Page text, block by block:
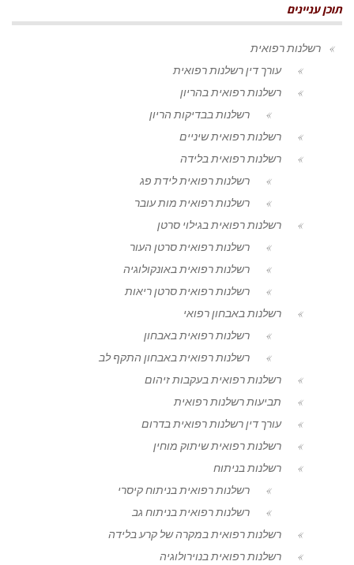
תוכן עניינים
רשלנות רפואית
עורך דין רשלנות רפואית
רשלנות רפואית בהריון
רשלנות בבדיקות הריון
רשלנות רפואית שיניים
רשלנות רפואית בלידה
רשלנות רפואית לידת פג
רשלנות רפואית מות עובר
רשלנות רפואית בגילוי סרטן
רשלנות רפואית סרטן העור
רשלנות רפואית באונקולוגיה
רשלנות רפואית סרטן ריאות
רשלנות באבחון רפואי
רשלנות רפואית באבחון
רשלנות רפואית באבחון התקף לב
רשלנות רפואית בעקבות זיהום
תביעות רשלנות רפואית
עורך דין רשלנות רפואית בדרום
רשלנות רפואית שיתוק מוחין
רשלנות בניתוח
רשלנות רפואית בניתוח קיסרי
רשלנות רפואית בניתוח גב
רשלנות רפואית במקרה של קרע בלידה
רשלנות רפואית בנוירולוגיה